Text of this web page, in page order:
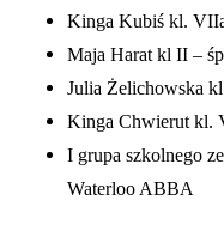
Kinga Kubiś kl.
Maja Harat kl II –
Julia Żelichowska
Kinga Chwierut kl.
I grupa szkolnego
Waterloo ABBA